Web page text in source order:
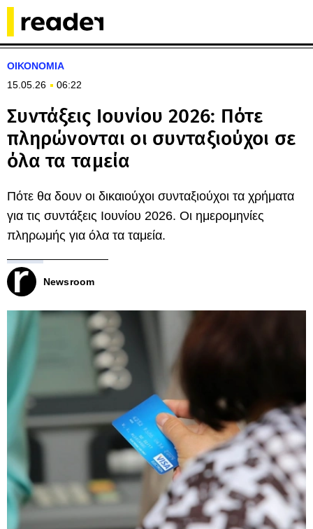
ΟΙΚΟΝΟΜΙΑ
15.05.26
06:22
Συντάξεις Ιουνίου 2026: Πότε
πληρώνονται οι συνταξιούχοι σε
όλα τα ταμεία
Πότε θα δουν οι δικαιούχοι συνταξιούχοι τα χρήματα
για τις συντάξεις Ιουνίου 2026. Οι ημερομηνίες
πληρωμής για όλα τα ταμεία.
Newsroom